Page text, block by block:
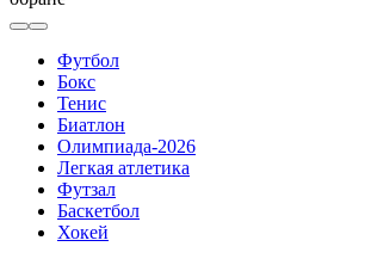
Футбол
Бокс
Тенис
Биатлон
Олимпиада-2026
Легкая атлетика
Футзал
Баскетбол
Хокей